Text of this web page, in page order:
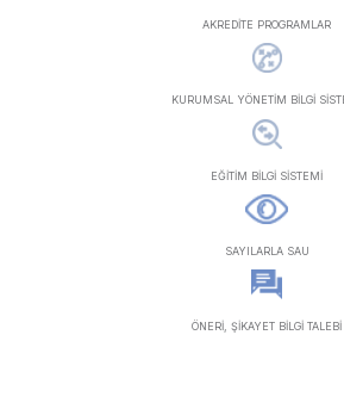
AKREDİTE PROGRAMLAR
KURUMSAL YÖNETİM BİLGİ
EĞİTİM BİLGİ SİSTEMİ
SAYILARLA SAU
ÖNERİ, ŞİKAYET BİLGİ TALEBİ